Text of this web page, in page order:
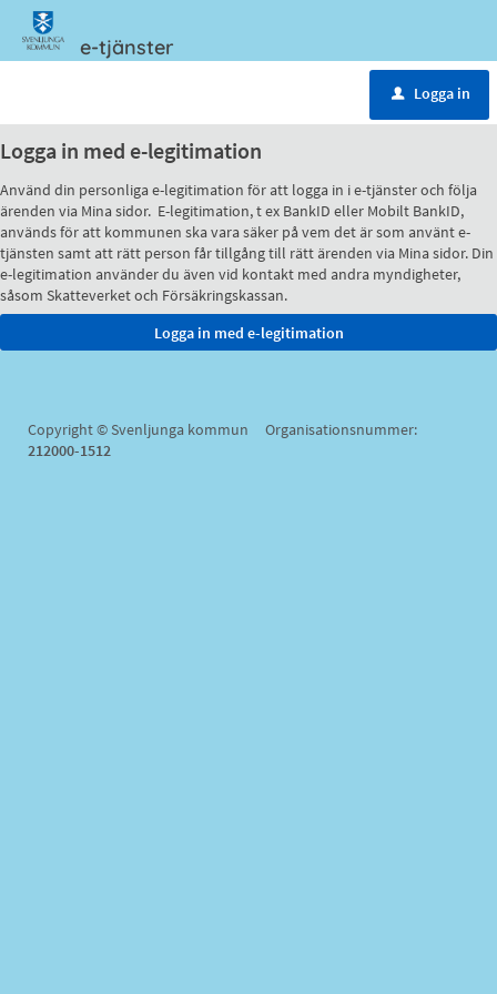
e-tjänster
u Logga in
Logga in med e-legitimation
Använd din personliga e-legitimation för att logga in i e-tjänster och följa
ärenden via Mina sidor. E-legitimation, t ex BankID eller Mobilt BankID,
används för att kommunen ska vara säker på vem det är som använt e-
tjänsten samt att rätt person får tillgång till rätt ärenden via Mina sidor. Din
e-legitimation använder du även vid kontakt med andra myndigheter,
såsom Skatteverket och Försäkringskassan.
Copyright © Svenljunga kommun Organisationsnummer:
212000-1512